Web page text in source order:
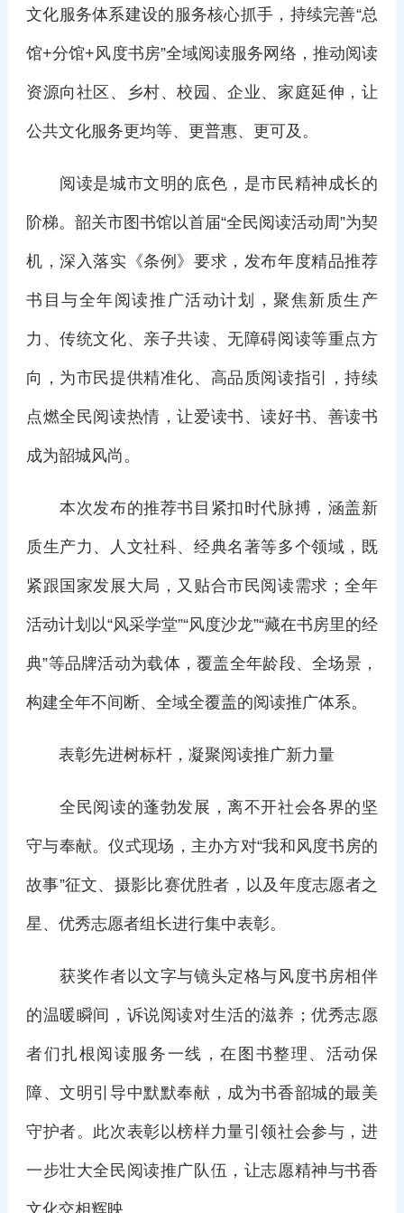
文化服务体系建设的服务核心抓手，持续完善“总
馆+分馆+风度书房”全域阅读服务网络，推动阅读
资源向社区、乡村、校园、企业、家庭延伸，让
公共文化服务更均等、更普惠、更可及。
阅读是城市文明的底色，是市民精神成长的
阶梯。韶关市图书馆以首届“全民阅读活动周”为契
机，深入落实《条例》要求，发布年度精品推荐
书目与全年阅读推广活动计划，聚焦新质生产
力、传统文化、亲子共读、无障碍阅读等重点方
向，为市民提供精准化、高品质阅读指引，持续
点燃全民阅读热情，让爱读书、读好书、善读书
成为韶城风尚。
本次发布的推荐书目紧扣时代脉搏，涵盖新
质生产力、人文社科、经典名著等多个领域，既
紧跟国家发展大局，又贴合市民阅读需求；全年
活动计划以“风采学堂”“风度沙龙”“藏在书房里的经
典”等品牌活动为载体，覆盖全年龄段、全场景，
构建全年不间断、全域全覆盖的阅读推广体系。
表彰先进树标杆，凝聚阅读推广新力量
全民阅读的蓬勃发展，离不开社会各界的坚
守与奉献。仪式现场，主办方对“我和风度书房的
故事”征文、摄影比赛优胜者，以及年度志愿者之
星、优秀志愿者组长进行集中表彰。
获奖作者以文字与镜头定格与风度书房相伴
的温暖瞬间，诉说阅读对生活的滋养；优秀志愿
者们扎根阅读服务一线，在图书整理、活动保
障、文明引导中默默奉献，成为书香韶城的最美
守护者。此次表彰以榜样力量引领社会参与，进
一步壮大全民阅读推广队伍，让志愿精神与书香
文化交相辉映。